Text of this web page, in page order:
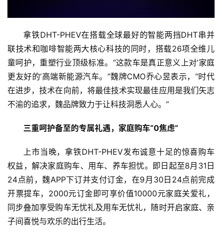
拿铁DHT-PHEV在搭载全球最好的智能两挡DHT串并
联技术和咖啡智能两大核心科技的同时，搭载26项全维儿
童呵护，重塑行业顶级标准。“这款车是真正意义上对‘家庭
更友好的’高端新能源汽车。”魏牌CMO乔心昱表示，“时代
在进步，技术在向前，将最佳技术实现最佳应用是我们矢志
不渝的追求，魏品牌致力于让科技洞悉人心。”
三重呵护备至的专属礼遇，家庭购车“0焦虑”
上市当晚，拿铁DHT-PHEV发布诚意十足的惊喜购车
权益，解决家庭购车、用车、养车担忧。即日起至8月31日
24点前，魏APP下订并支付订金，在9月30日24点前完成
开票提车，2000元订金即可享价值10000元家庭关爱礼，
同步叠加享受购车无忧礼及用车无忧礼，随时开启家庭、亲
子间喜悦与欢乐的出行生活。